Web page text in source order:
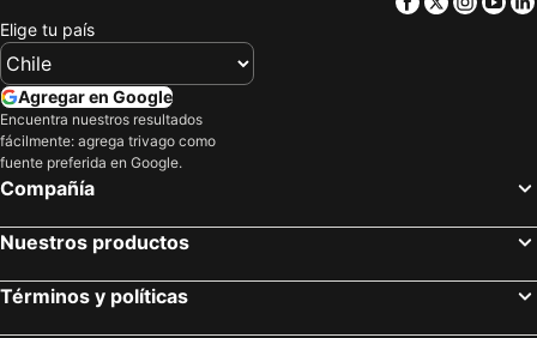
Elige tu país
Agregar en Google
Encuentra nuestros resultados
fácilmente: agrega trivago como
fuente preferida en Google.
Compañía
Nuestros productos
Términos y políticas